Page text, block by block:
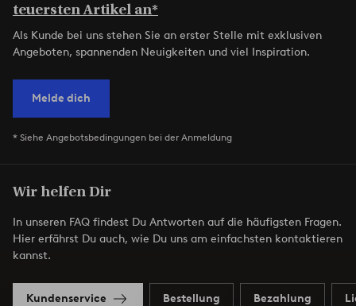
teuersten Artikel an*
Als Kunde bei uns stehen Sie an erster Stelle mit exklusiven
Angeboten, spannenden Neuigkeiten und viel Inspiration.
Melde dich
* Siehe Angebotsbedingungen bei der Anmeldung
Wir helfen Dir
In unseren FAQ findest Du Antworten auf die häufigsten Fragen.
Hier erfährst Du auch, wie Du uns am einfachsten kontaktieren
kannst.
Kundenservice Bestellung Bezahlung